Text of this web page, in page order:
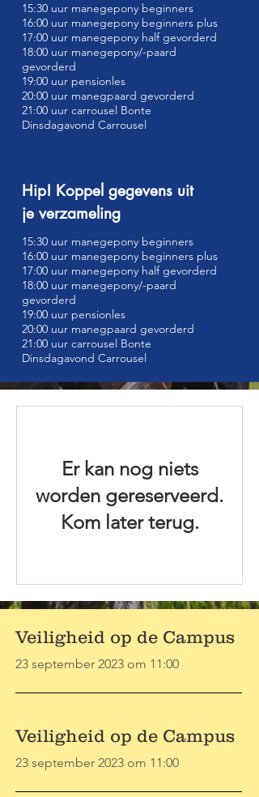
15:30 uur manegepony beginners
16:00 uur manegepony beginners plus
17:00 uur manegepony half gevorderd
18:00 uur manegepony/-paard
gevorderd
19:00 uur pensionles
20:00 uur manegpaard gevorderd
21:00 uur carrousel Bonte
Dinsdagavond Carrousel
Hip! Koppel gegevens uit
je verzameling
15:30 uur manegepony beginners
16:00 uur manegepony beginners plus
17:00 uur manegepony half gevorderd
18:00 uur manegepony/-paard
gevorderd
19:00 uur pensionles
20:00 uur manegpaard gevorderd
21:00 uur carrousel Bonte
Dinsdagavond Carrousel
Er kan nog niets
worden gereserveerd.
Kom later terug.
Veiligheid op de Campus
23 september 2023 om 11:00
Veiligheid op de Campus
23 september 2023 om 11:00